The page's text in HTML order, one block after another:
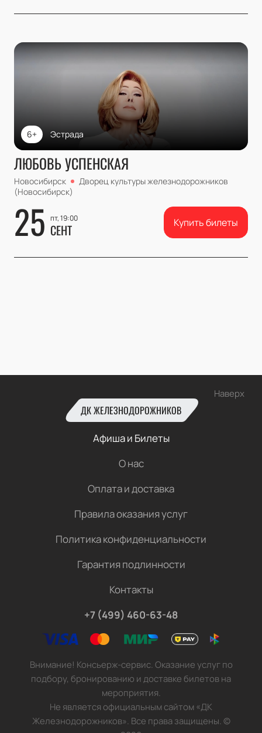
Эстрада
6+
ЛЮБОВЬ УСПЕНСКАЯ
Новосибирск
Дворец культуры железнодорожников
(Новосибирск)
25 пт, 19:00
СЕНТ Купить билеты
Наверх
ДК ЖЕЛЕЗНОДОРОЖНИКОВ
Афиша и Билеты
О нас
Оплата и доставка
Правила оказания услуг
Политика конфиденциальности
Гарантия подлинности
Контакты
+7 (499) 460-63-48
Внимание! Консьерж-сервис. Оказание услуг по
подбору, бронированию и доставке билетов на
мероприятия.
Не является официальным сайтом «ДК
Железнодорожников». Все права защищены.©